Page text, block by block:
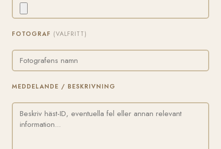
FOTOGRAF (VALFRITT)
MEDDELANDE / BESKRIVNING